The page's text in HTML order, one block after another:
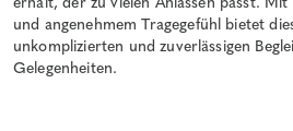
und angenehmem Tragegefühl bietet
unkomplizierten und zuverlässigen
Gelegenheiten.